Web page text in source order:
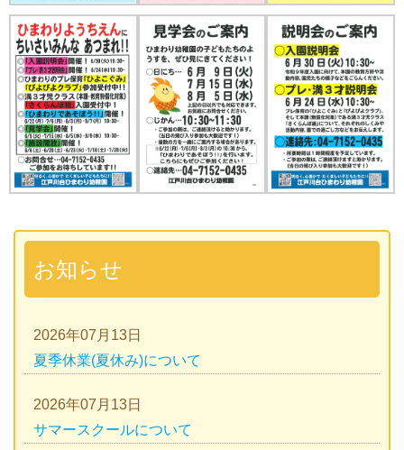
お知らせ
2026年07月13日
夏季休業(夏休み)について
2026年07月13日
サマースクールについて